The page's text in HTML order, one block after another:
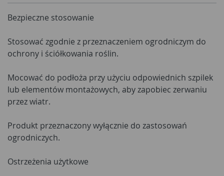
Bezpieczne stosowanie
Stosować zgodnie z przeznaczeniem ogrodniczym do
ochrony i ściółkowania roślin.
Mocować do podłoża przy użyciu odpowiednich szpilek
lub elementów montażowych, aby zapobiec zerwaniu
przez wiatr.
Produkt przeznaczony wyłącznie do zastosowań
ogrodniczych.
Ostrzeżenia użytkowe